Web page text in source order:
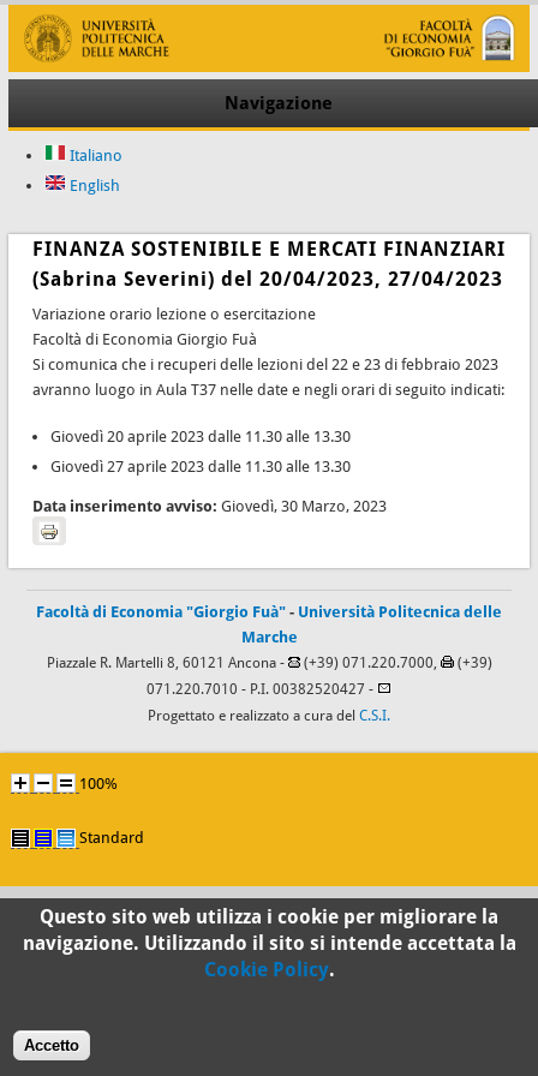
Navigazione
Italiano
English
FINANZA SOSTENIBILE E MERCATI FINANZIARI
(Sabrina Severini) del 20/04/2023, 27/04/2023
Variazione orario lezione o esercitazione
Facoltà di Economia Giorgio Fuà
Si comunica che i recuperi delle lezioni del 22 e 23 di febbraio 2023
avranno luogo in Aula T37 nelle date e negli orari di seguito indicati:
Giovedì 20 aprile 2023 dalle 11.30 alle 13.30
Giovedì 27 aprile 2023 dalle 11.30 alle 13.30
Data inserimento avviso: Giovedì, 30 Marzo, 2023
Facoltà di Economia "Giorgio Fuà" - Università Politecnica delle
Marche
Piazzale R. Martelli 8, 60121 Ancona - (+39) 071.220.7000,
(+39)
071.220.7010 - P.I. 00382520427 -
Progettato e realizzato a cura del C.S.I.
100%
Standard
Questo sito web utilizza i cookie per migliorare la
navigazione. Utilizzando il sito si intende accettata la
Cookie Policy.
Accetto